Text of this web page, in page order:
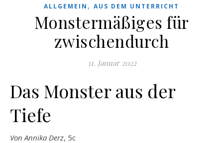
ALLGEMEIN , AUS DEM UNTERRICHT
Monstermäßiges für
zwischendurch
31. Januar 2022
Das Monster aus der
Tiefe
Von Annika Derz, 5c